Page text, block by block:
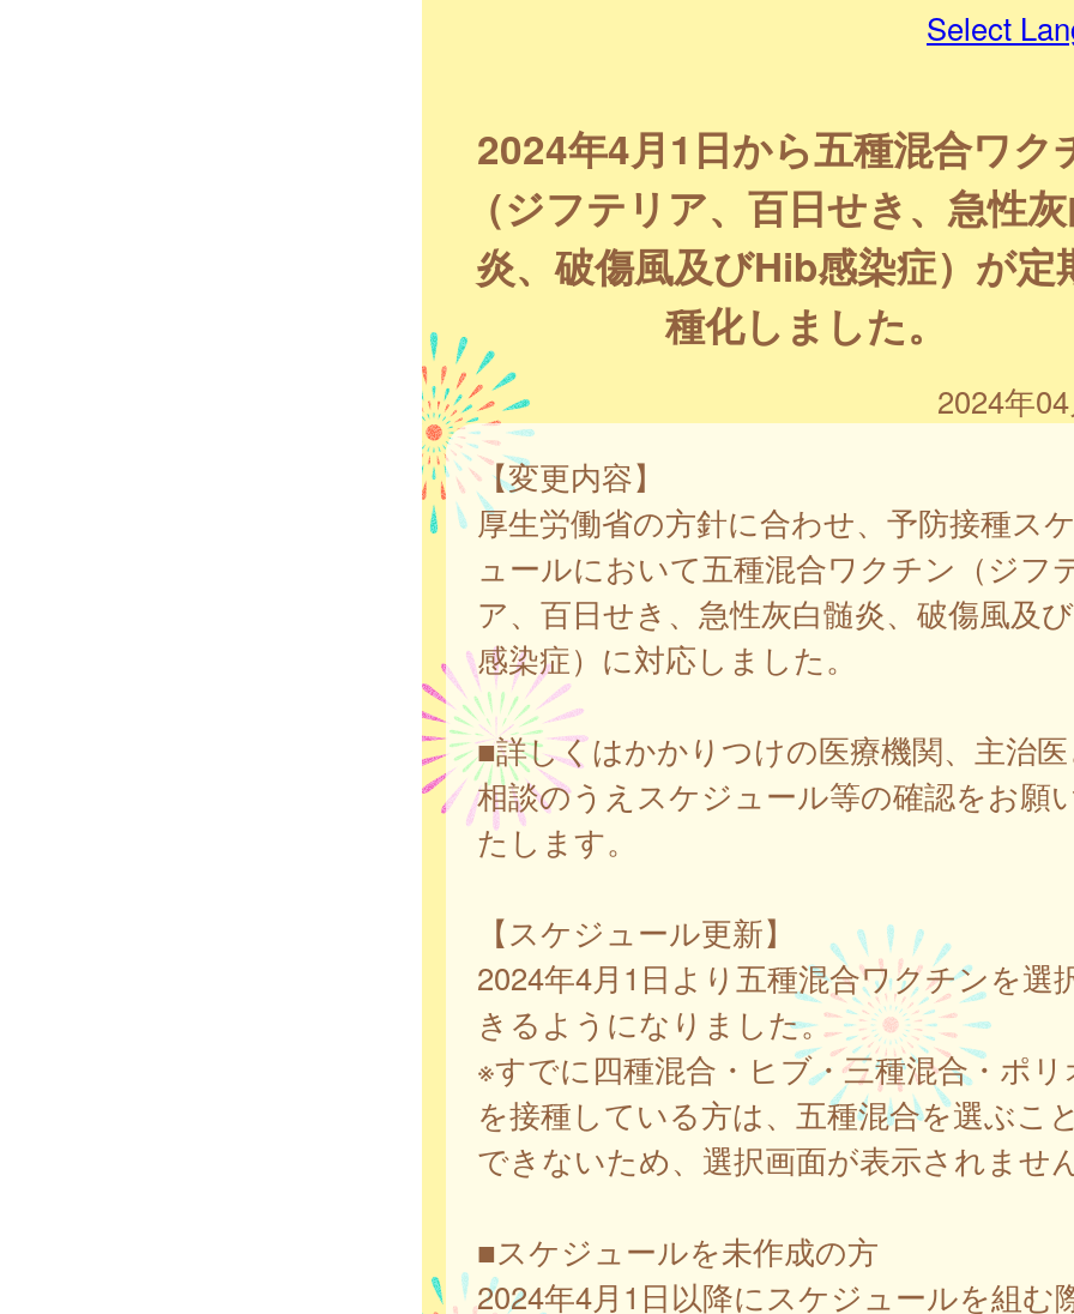
Select
2024年4月1日から五種混合ワク
（ジフテリア、百日せき、急性
炎、破傷風及びHib感染症）が定
種化しました。
2024年
【変更内容】
厚生労働省の方針に合わせ、予防接種ス
ュールにおいて五種混合ワクチン（ジフ
ア、百日せき、急性灰白髄炎、破傷風及
感染症）に対応しました。
■詳しくはかかりつけの医療機関、主治
相談のうえスケジュール等の確認をお願
たします。
【スケジュール更新】
2024年4月1日より五種混合ワクチンを選
きるようになりました。
※すでに四種混合・ヒブ・三種混合・ポリ
を接種している方は、五種混合を選ぶこ
できないため、選択画面が表示されませ
■スケジュールを未作成の方
2024年4月1日以降にスケジュールを組む